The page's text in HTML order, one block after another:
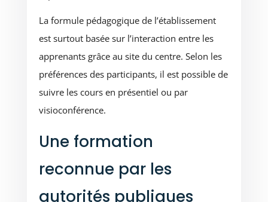
La formule pédagogique de l’établissement
est surtout basée sur l’interaction entre les
apprenants grâce au site du centre. Selon les
préférences des participants, il est possible de
suivre les cours en présentiel ou par
visioconférence.
Une formation
reconnue par les
autorités publiques